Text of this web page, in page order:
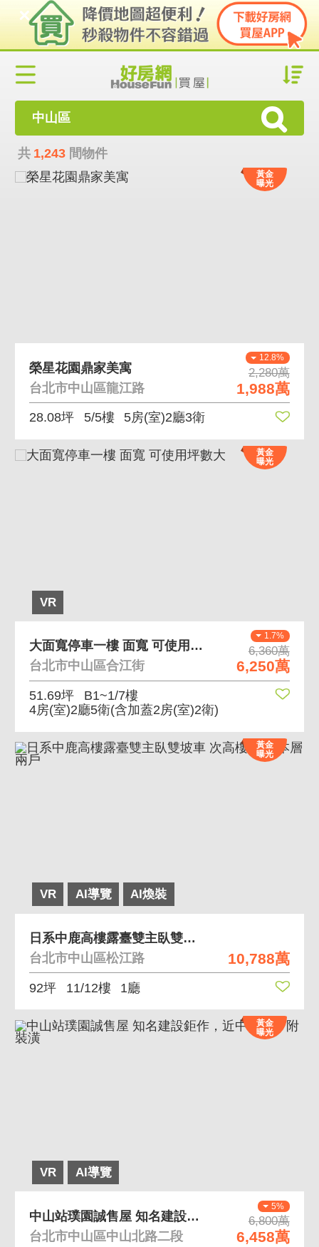
中山區
共 1,243 間物件
黃金
曝光
12.8%
2,280萬
1,988萬
榮星花園鼎家美寓
台北市中山區龍江路
28.08坪 5/5樓 5房(室)2廳3衛
VR
黃金
曝光
1.7%
6,360萬
6,250萬
大面寬停車一樓 面寬 可使用坪數大
台北市中山區合江街
51.69坪
B1~1/7樓
4房(室)2廳5衛(含加蓋2房(室)2衛)
VR AI導覽 AI煥裝
黃金
曝光
10,788萬
日系中鹿高樓露臺雙主臥雙坡車 次高樓露台 本層兩戶
台北市中山區松江路
92坪 11/12樓 1廳
VR AI導覽
黃金
曝光
5%
6,800萬
6,458萬
中山站璞園誠售屋 知名建設鉅作，近中山站、附裝潢
台北市中山區中山北路二段